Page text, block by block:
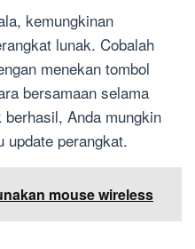
kemungkinan
lunak. Cobalah
menekan tombol
bersamaan selama
Anda mungkin
update perangkat.
mouse wireless